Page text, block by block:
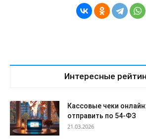
Интересные
Кассовые чеки
отправить по 54-ФЗ
21.03.2026